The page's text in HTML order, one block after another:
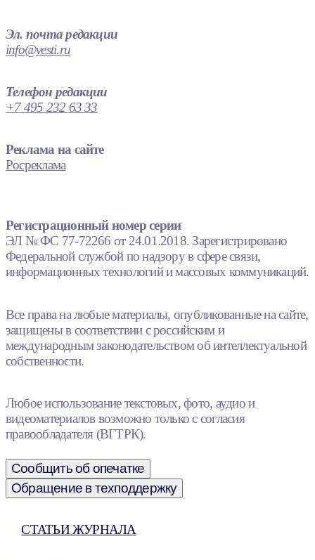
Эл. почта редакции
info@vesti.ru
Телефон редакции
+7 495 232 63 33
Реклама на сайте
Росреклама
Регистрационный номер серии
ЭЛ № ФС 77-72266 от 24.01.2018. Зарегистрировано
Федеральной службой по надзору в сфере связи,
информационных технологий и массовых коммуникаций.
Все права на любые материалы, опубликованные на сайте,
защищены в соответствии с российским и
международным законодательством об интеллектуальной
собственности.
Любое использование текстовых, фото, аудио и
видеоматериалов возможно только с согласия
правообладателя (ВГТРК).
Сообщить об опечатке
Обращение в техподдержку
СТАТЬИ ЖУРНАЛА